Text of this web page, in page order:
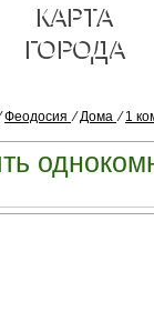
КАРТА
ГОРОДА
Феодосия ⁄ Дома ⁄ 1